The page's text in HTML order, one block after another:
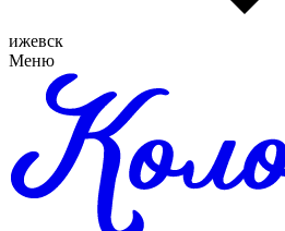
ижевск
Меню